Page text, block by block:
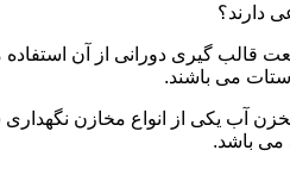
دارند؟
می باشند.
آب یکی از انواع مخازن
می باشد.